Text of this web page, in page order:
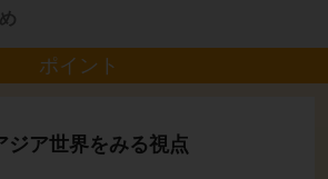
ポイント
ジア世界をみる視点